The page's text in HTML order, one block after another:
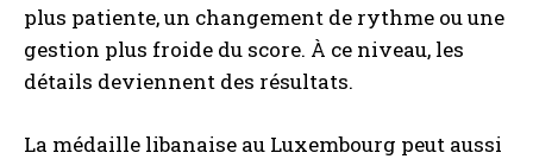
plus patiente, un changement de rythme ou une
gestion plus froide du score. À ce niveau, les
détails deviennent des résultats.
La médaille libanaise au Luxembourg peut aussi